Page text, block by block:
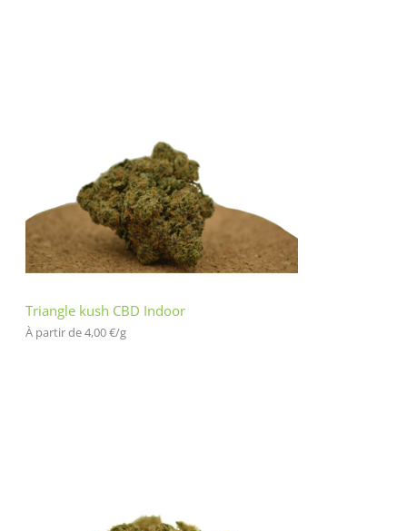
Triangle kush CBD Indoor
À partir de 4,00€/g